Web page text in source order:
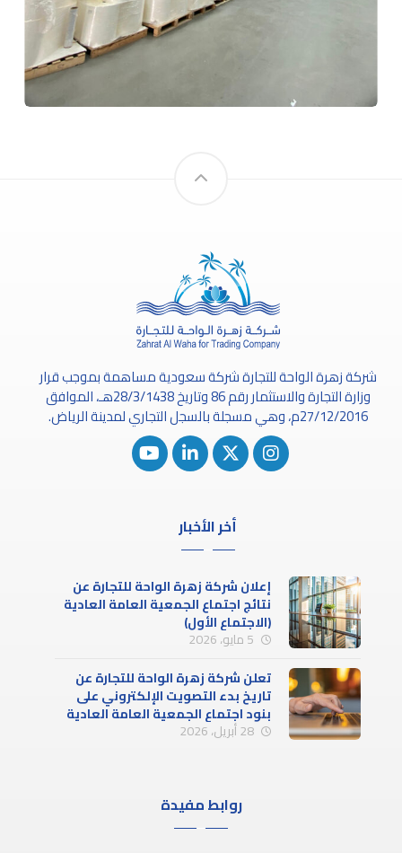
شركة زهرة الواحة للتجارة شركة سعودية مساهمة بموجب قرار
وزارة التجارة والاستثمار رقم 86 وتاريخ 28/3/1438هـ، الموافق
27/12/2016م، وهي مسجلة بالسجل التجاري لمدينة الرياض.
أخر الأخبار
إعلان شركة زهرة الواحة للتجارة عن
نتائج اجتماع الجمعية العامة العادية
(الاجتماع الأول)
5 مايو، 2026
تعلن شركة زهرة الواحة للتجارة عن
تاريخ بدء التصويت الإلكتروني على
بنود اجتماع الجمعية العامة العادية
(الاجتماع الأول)
28 أبريل، 2026
روابط مفيدة